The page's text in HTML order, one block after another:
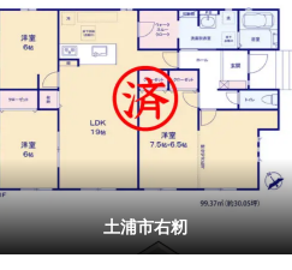
土浦市右籾